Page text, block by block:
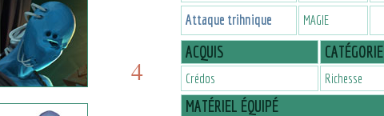
Attaque trihnique MAGIE
ACQUIS CATÉGORIE
Crédos Richesse
MATÉRIEL ÉQUIPÉ
8
4